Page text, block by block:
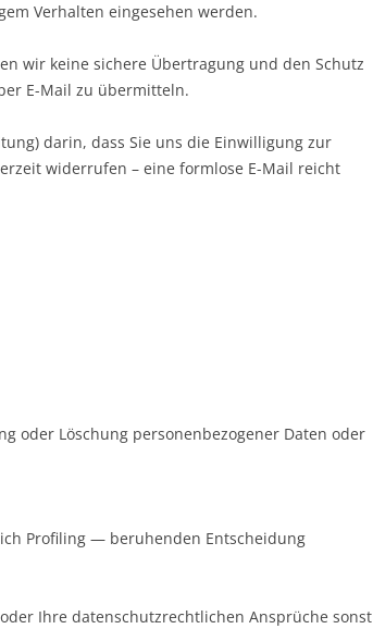
Verhalten eingesehen werden.
wir keine sichere Übertragung und den Schutz
E-Mail zu übermitteln.
darin, dass Sie uns die Einwilligung zur
widerrufen – eine formlose E-Mail reicht
oder Löschung personenbezogener Daten oder
Profiling — beruhenden Entscheidung
Ihre datenschutzrechtlichen Ansprüche sonst